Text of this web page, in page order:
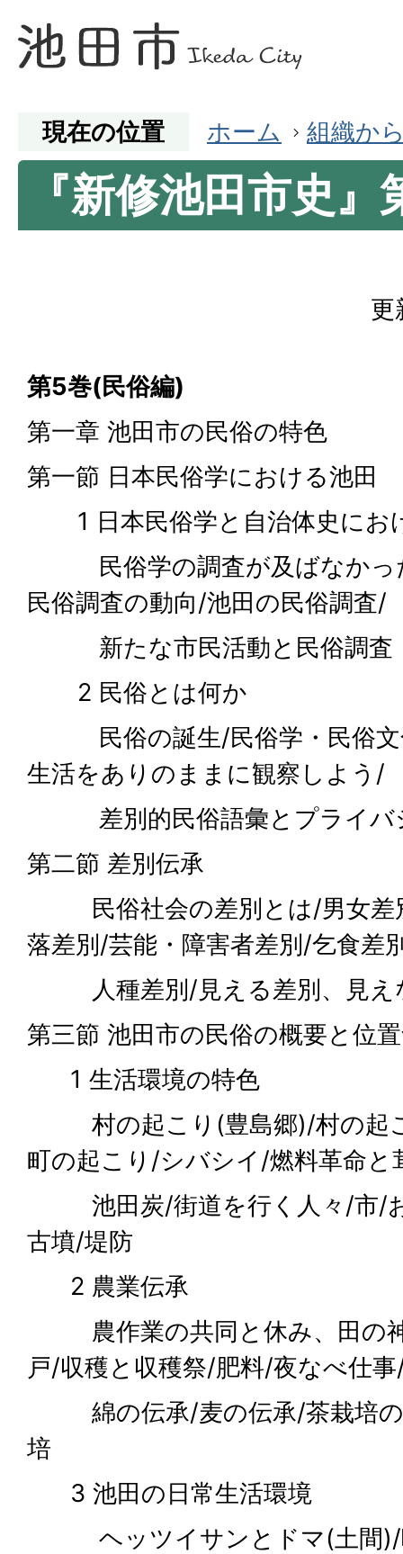
現在の位置 ホーム 組織か
『新修池田市史
更
第5巻(民俗編)
第一章 池田市の民俗の特色
第一節 日本民俗学における池田
1 日本民俗学と自治体史にお
民俗学の調査が及ばなかっ
民俗調査の動向/池田の民俗調査/
新たな市民活動と民俗調査
2 民俗とは何か
民俗の誕生/民俗学・民俗文
生活をありのままに観察しよう/
差別的民俗語彙とプライバ
第二節 差別伝承
民俗社会の差別とは/男女差
落差別/芸能・障害者差別/乞食差
人種差別/見える差別、見え
第三節 池田市の民俗の概要と位
1 生活環境の特色
村の起こり(豊島郷)/村の起
町の起こり/シバシイ/燃料革命と
池田炭/街道を行く人々/市/
古墳/堤防
2 農業伝承
農作業の共同と休み、田の
戸/収穫と収穫祭/肥料/夜なべ仕
綿の伝承/麦の伝承/茶栽培の
培
3 池田の日常生活環境
ヘッツイサンとドマ(土間)/